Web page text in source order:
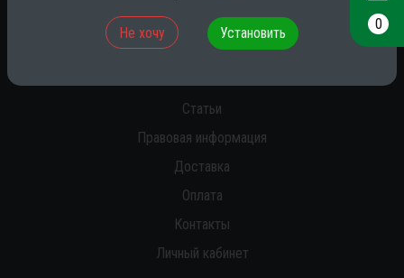
О нас
Статьи
Правовая информация
Доставка
Оплата
Контакты
Личный кабинет
0
Не хочу Установить